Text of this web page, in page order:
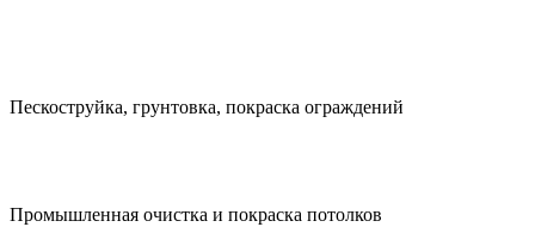
Пескоструйка, грунтовка, покраска ограждений
Промышленная очистка и покраска потолков